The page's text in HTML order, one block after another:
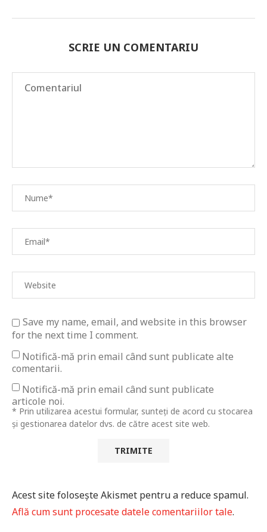
SCRIE UN COMENTARIU
Save my name, email, and website in this browser
for the next time I comment.
Notifică-mă prin email când sunt publicate alte
comentarii.
Notifică-mă prin email când sunt publicate
articole noi.
* Prin utilizarea acestui formular, sunteți de acord cu stocarea
și gestionarea datelor dvs. de către acest site web.
Acest site folosește Akismet pentru a reduce spamul.
Află cum sunt procesate datele comentariilor tale.